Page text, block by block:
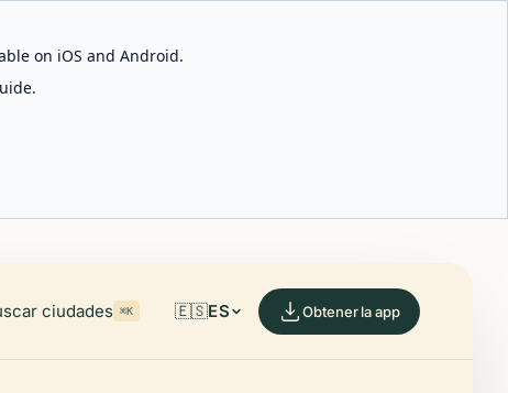
on iOS and Android.
ciudades ⌘K 🇪🇸ES Obtener la app